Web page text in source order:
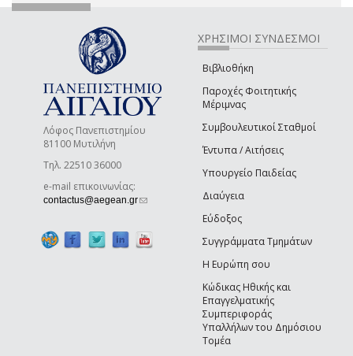
Λόφος Πανεπιστημίου
81100 Μυτιλήνη
Τηλ. 22510 36000
e-mail επικοινωνίας:
contactus@aegean.gr(link sends e-mail)
ΧΡΗΣΙΜΟΙ ΣΥΝΔΕΣΜΟΙ
Βιβλιοθήκη
Παροχές Φοιτητικής
Μέριμνας
Συμβουλευτικοί Σταθμοί
Έντυπα / Αιτήσεις
Υπουργείο Παιδείας
Διαύγεια
Εύδοξος
Συγγράμματα Τμημάτων
Η Ευρώπη σου
Κώδικας Ηθικής και
Επαγγελματικής
Συμπεριφοράς
Υπαλλήλων του Δημόσιου
Τομέα